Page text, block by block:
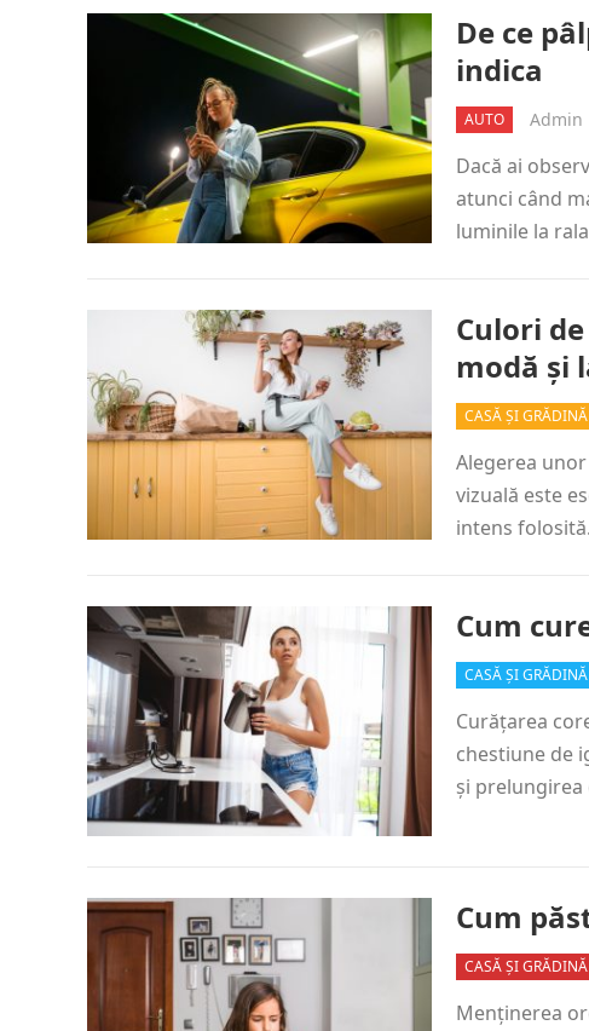
De ce
indica
AUTO Admin
Dacă ai
atunci când
luminile la
Culori
modă și
CASĂ ȘI GRĂDINĂ
Alegerea
vizuală este
intens
Cum
CASĂ ȘI GRĂDINĂ
Curățarea
chestiune de
și
Cum
CASĂ ȘI GRĂDINĂ
Menținerea